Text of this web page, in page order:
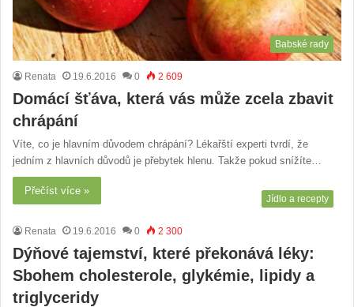
Babské rady
Renata 19.6.2016 0 2 609
Domácí šťáva, která vás může zcela zbavit
chrápání
Víte, co je hlavním důvodem chrápání? Lékařští experti tvrdí, že
jedním z hlavních důvodů je přebytek hlenu. Takže pokud snížíte…
Přečíst více »
Jídlo a recepty
Renata 19.6.2016 0 2 300
Dýňové tajemství, které překonává léky:
Sbohem cholesterole, glykémie, lipidy a
triglyceridy